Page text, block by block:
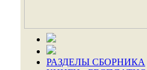
РАЗДЕЛЫ СБОРНИКА